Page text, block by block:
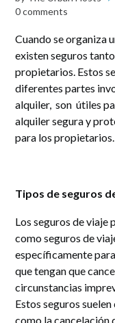
0 comments
Cuando se organiza
existen seguros
propietarios. Estos
diferentes partes
alquiler, son útiles
alquiler segura y
para los propietarios.
Tipos de seguros
Los seguros de viaje
como seguros de
específicamente
que tengan que
circunstancias
Estos seguros
como la cancelación